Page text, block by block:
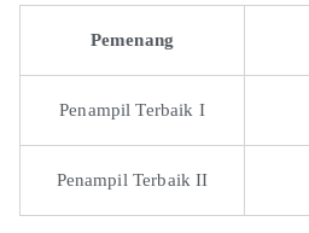
Pemenang
Penampil Terbaik I
Penampil Terbaik II